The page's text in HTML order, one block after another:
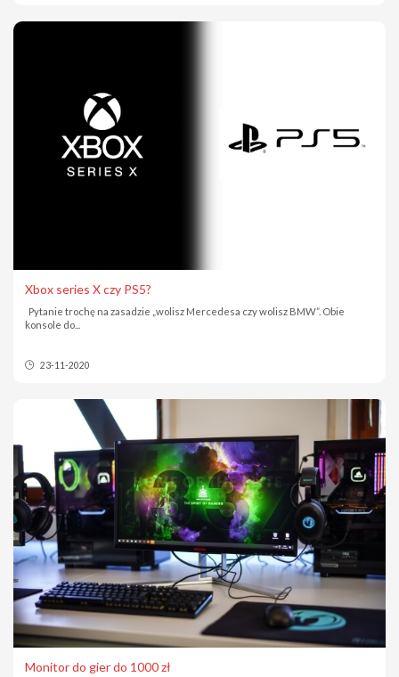
Xbox series X czy PS5?
Pytanie trochę na zasadzie „wolisz Mercedesa czy wolisz BMW”. Obie
konsole do...
23-11-2020
Monitor do gier do 1000 zł